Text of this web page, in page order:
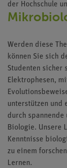
der Hochschule
Werden diese
können Sie sich
Studenten sicher
Elektrophesen,
unterstützen und
durch
Biologie. Unsere
Kenntnisse
zu einem
Lernen.